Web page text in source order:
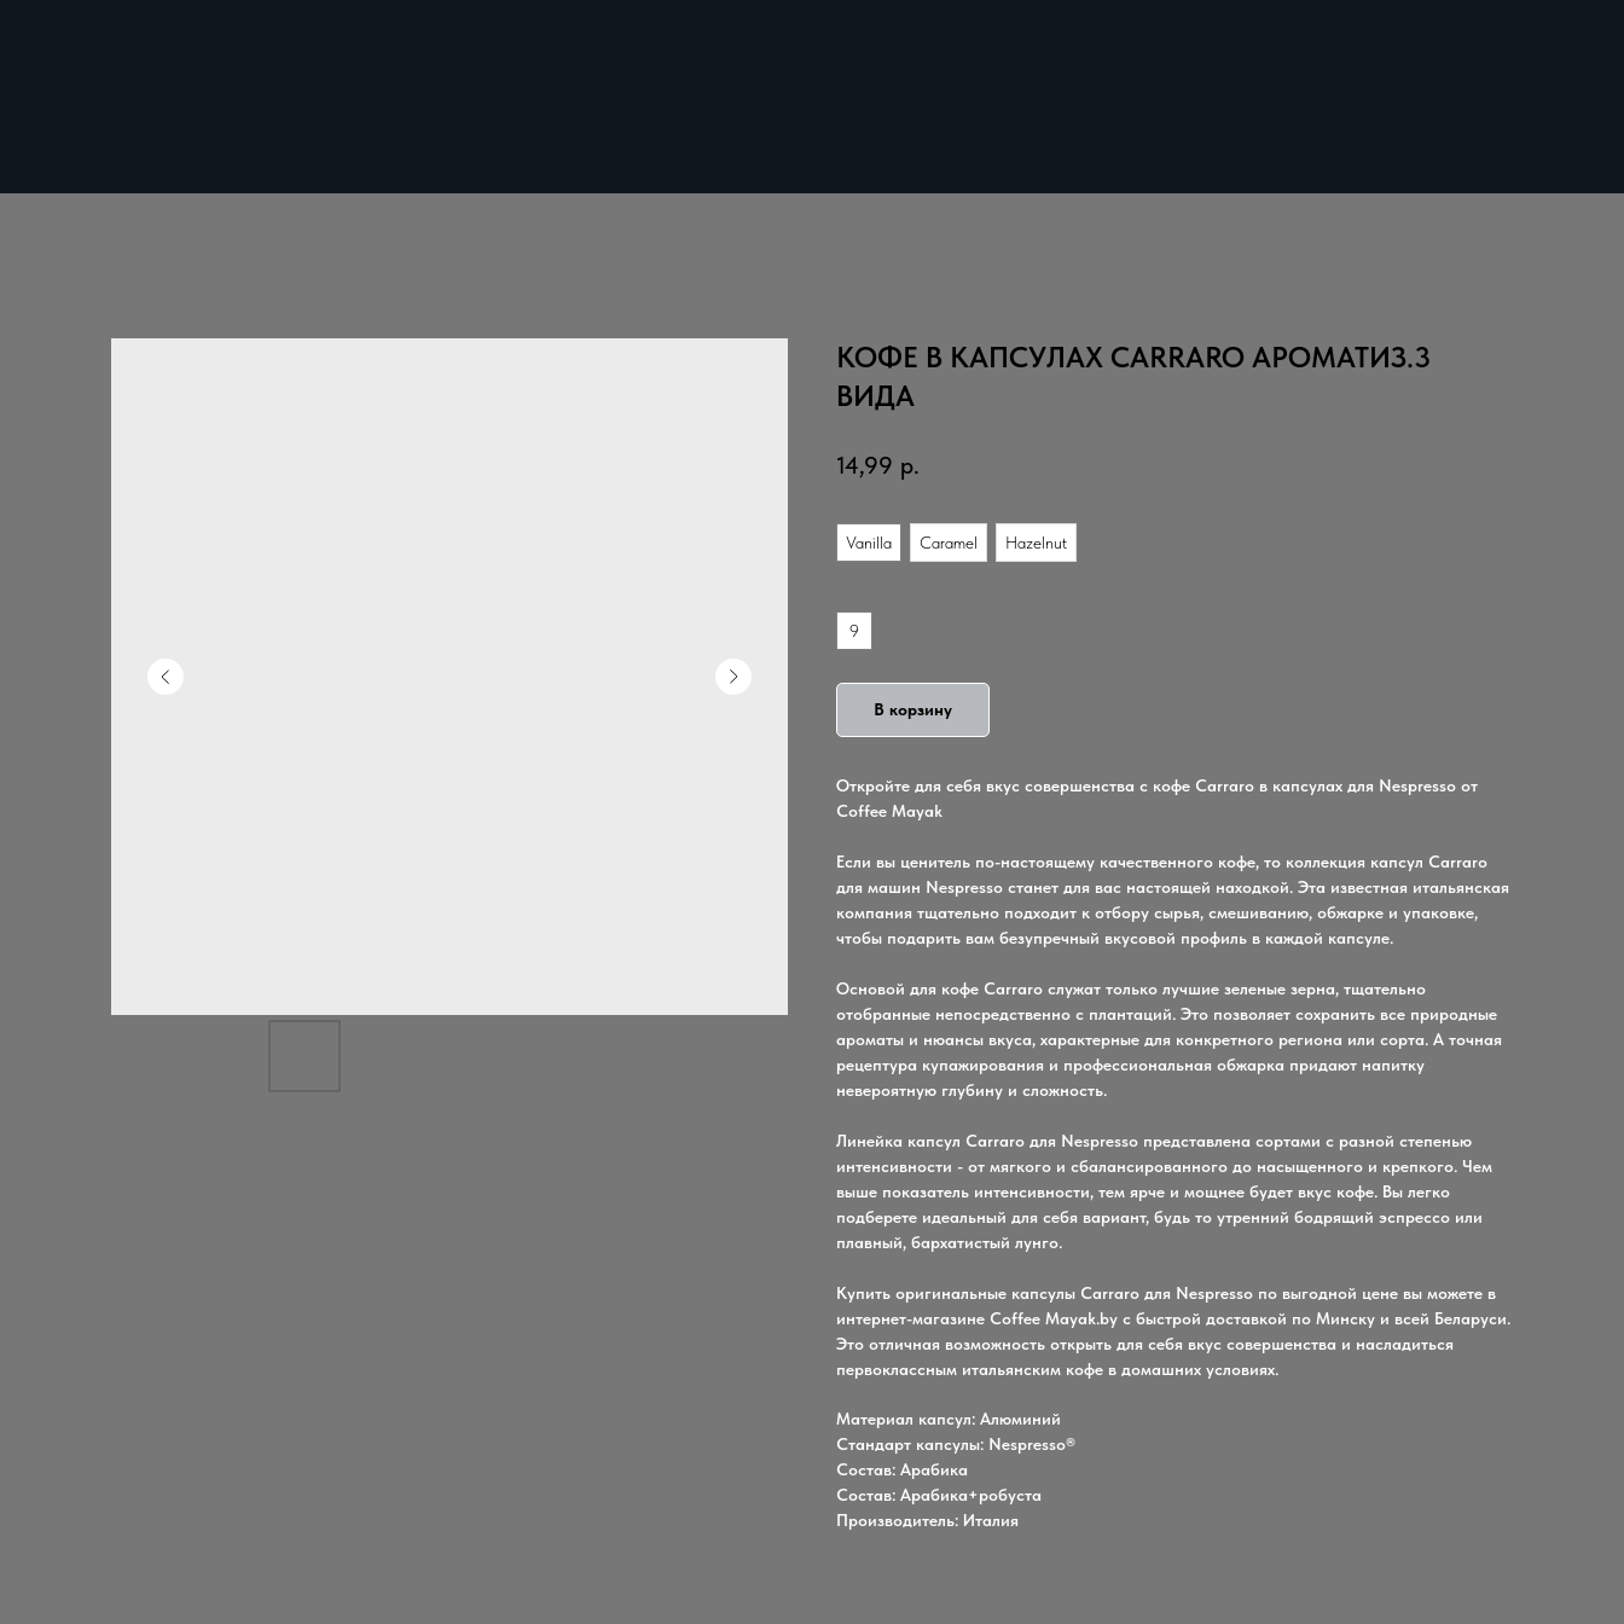
КОФЕ В КАПСУЛАХ CARRARO АРОМАТИЗ.3
ВИДА
14,99 р.
Vanilla
Caramel Hazelnut
9
В корзину
Откройте для себя вкус совершенства с кофе Carraro в капсулах для Nespresso от
Coffee Mayak
Если вы ценитель по-настоящему качественного кофе, то коллекция капсул Carraro
для машин Nespresso станет для вас настоящей находкой. Эта известная итальянская
компания тщательно подходит к отбору сырья, смешиванию, обжарке и упаковке,
чтобы подарить вам безупречный вкусовой профиль в каждой капсуле.
Основой для кофе Carraro служат только лучшие зеленые зерна, тщательно
отобранные непосредственно с плантаций. Это позволяет сохранить все природные
ароматы и нюансы вкуса, характерные для конкретного региона или сорта. А точная
рецептура купажирования и профессиональная обжарка придают напитку
невероятную глубину и сложность.
Линейка капсул Carraro для Nespresso представлена сортами с разной степенью
интенсивности - от мягкого и сбалансированного до насыщенного и крепкого. Чем
выше показатель интенсивности, тем ярче и мощнее будет вкус кофе. Вы легко
подберете идеальный для себя вариант, будь то утренний бодрящий эспрессо или
плавный, бархатистый лунго.
Купить оригинальные капсулы Carraro для Nespresso по выгодной цене вы можете в
интернет-магазине Coffee Mayak.by с быстрой доставкой по Минску и всей Беларуси.
Это отличная возможность открыть для себя вкус совершенства и насладиться
первоклассным итальянским кофе в домашних условиях.
Материал капсул: Алюминий
Стандарт капсулы: Nespresso®
Состав: Арабика
Состав: Арабика+робуста
Производитель: Италия